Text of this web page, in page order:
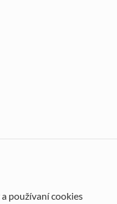
používaní cookies